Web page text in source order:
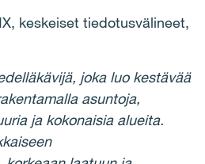
keskeiset tiedotusvälineet,
joka luo kestävää
asuntoja,
ja kokonaisia alueita.